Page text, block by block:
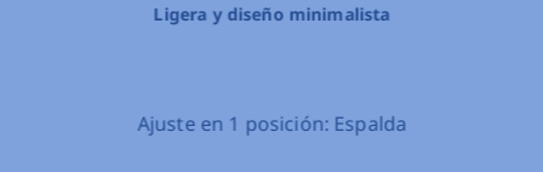
Ligera y diseño minimalista
Ajuste en 1 posición: Espalda